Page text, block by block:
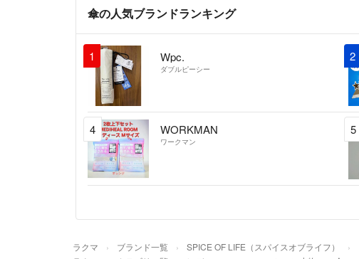
傘の人気ブランドランキング
1 Wpc.
ダブルピーシー
2
4 WORKMAN
ワークマン
5
ラクマ ブランド一覧 SPICE OF LIFE（スパイスオブライフ）